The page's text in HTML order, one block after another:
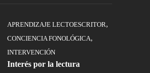
APRENDIZAJE LECTOESCRITOR,
CONCIENCIA FONOLÓGICA,
INTERVENCIÓN
Interés por la lectura